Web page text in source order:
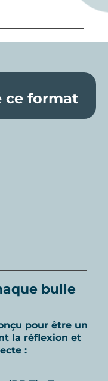
ce format
bulle
pour être un
la réflexion et
: